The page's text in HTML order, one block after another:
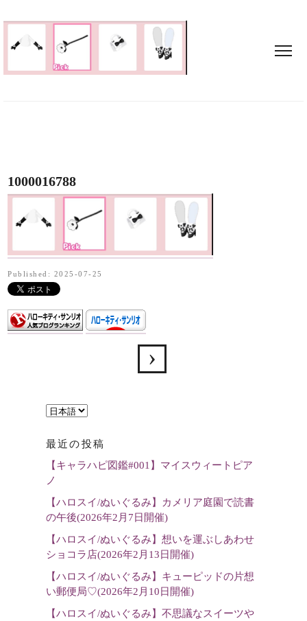
1000016788
Published: 2025-07-25
言
を
選
最近の投稿
【キャラハピ図鑑#001】マイスウィートピア
ノ
【ハロスイ/ぬいぐるみ】カメリア庭園で読書
の午後(2026年2月7日開催)
【ハロスイ/ぬいぐるみ】想いを運ぶしあわせ
ショコラ店(2026年2月13日開催)
【ハロスイ/ぬいぐるみ】キューピッドの片想
い郵便局♡(2026年2月10日開催)
【ハロスイ/ぬいぐるみ】不思議なスイーツや